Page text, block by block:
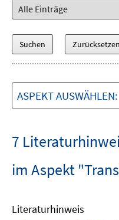
ASPEKT AUSWÄHLEN:
7
im Aspekt
Literaturhinweis